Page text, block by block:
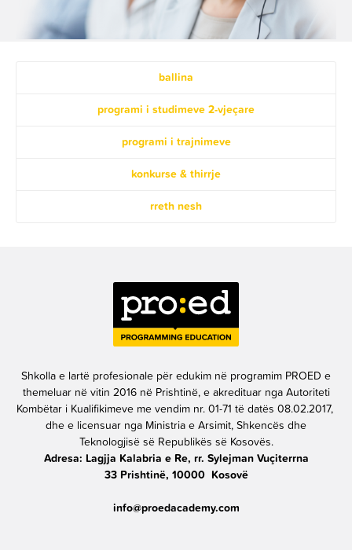
ballina
programi i studimeve 2-vjeçare
programi i trajnimeve
konkurse & thirrje
rreth nesh
Shkolla e lartë profesionale për edukim në programim PROED e
themeluar në vitin 2016 në Prishtinë, e akredituar nga Autoriteti
Kombëtar i Kualifikimeve me vendim nr. 01-71 të datës 08.02.2017,
dhe e licensuar nga Ministria e Arsimit, Shkencës dhe
Teknologjisë së Republikës së Kosovës.
Adresa: Lagjja Kalabria e Re, rr. Sylejman Vuçiterrna
33 Prishtinë, 10000 Kosovë
info@proedacademy.com